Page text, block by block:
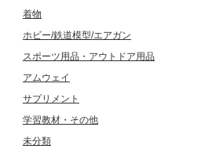
着物
ホビー/鉄道模型/エアガン
スポーツ用品・アウトドア用品
アムウェイ
サプリメント
学習教材・その他
未分類